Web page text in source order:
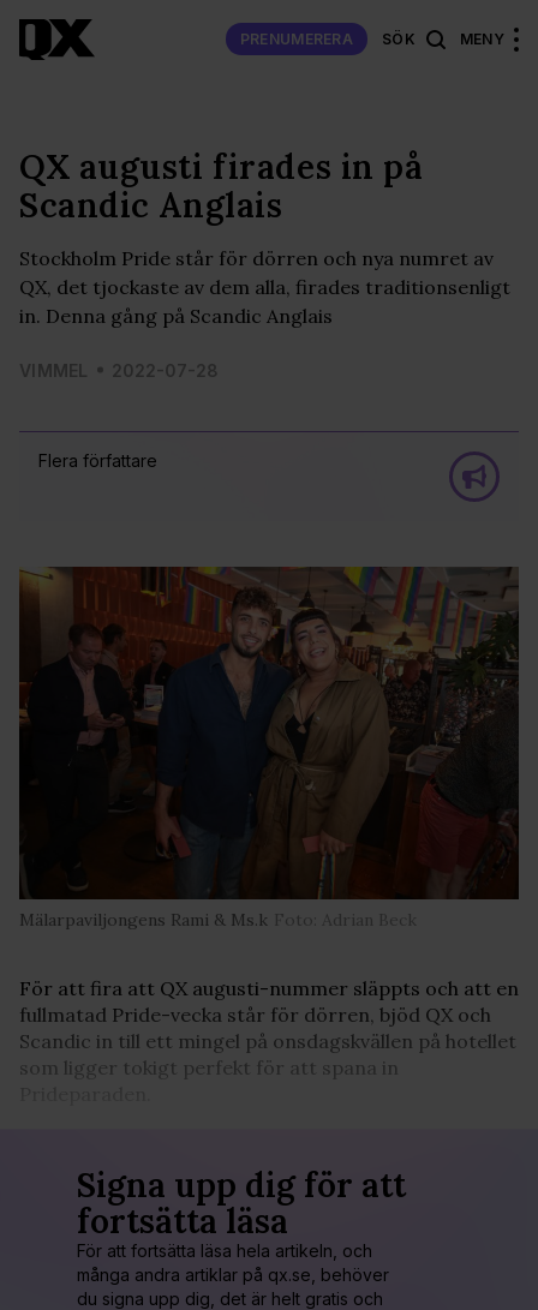
PRENUMERERA SÖK MENY
Flera författare
QX augusti firades in på
Scandic Anglais
Stockholm Pride står för dörren och nya numret av
QX, det tjockaste av dem alla, firades traditionsenligt
in. Denna gång på Scandic Anglais
VIMMEL 2022-07-28
Mälarpaviljongens Rami & Ms.k Foto: Adrian Beck
För att fira att QX augusti-nummer släppts och att en
fullmatad Pride-vecka står för dörren, bjöd QX och
Scandic in till ett mingel på onsdagskvällen på hotellet
som ligger tokigt perfekt för att spana in
Signa upp dig för att
fortsätta läsa
För att fortsätta läsa hela artikeln, och
många andra artiklar på qx.se, behöver
du signa upp dig, det är helt gratis och